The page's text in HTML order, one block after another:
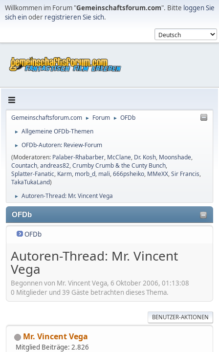
Willkommen im Forum "Gemeinschaftsforum.com". Bitte loggen Sie
sich einoder registrieren Sie sich.
Gemeinschaftsforum.com ► Forum ► OFDb
► Allgemeine OFDb-Themen
►
OFDb-Autoren: Review-Forum
(Moderatoren: Palaber-Rhabarber, McClane, Dr. Kosh, Moonshade,
Countach,andreas82,Crumby Crumb & the Cunty Bunch,
Splatter-Fanatic, Karm, morb_d, mali,666psheiko, MMeXX,Sir Francis,
TakaTukaLand)
► Autoren-Thread: Mr. Vincent Vega
OFDb
OFDb
Autoren-Thread: Mr. Vincent
Vega
Begonnen von Mr. Vincent Vega, 6 Oktober 2006, 01:13:08
0 Mitglieder und 39 Gäste betrachten dieses Thema.
BENUTZER-AKTIONEN
Mr. Vincent Vega
Mitglied Beiträge: 2.826